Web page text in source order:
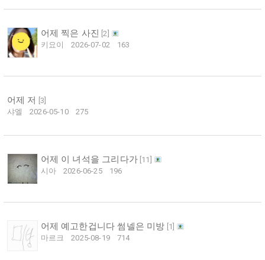
어제 찍은 사진 [2
키요이
2026-07-02 163
어제 저 3
샤엘
2026-05-10 275
어제 이 녀석을 그리다가[ 11
시아
2026-06-25 196
어제 예고한겁니다 썸넬은 미방 1
마르크
2025-08-19 714